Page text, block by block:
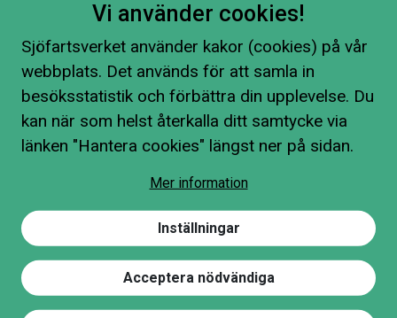
Vi använder cookies!
Sjöfartsverket använder kakor (cookies) på vår
webbplats. Det används för att samla in
besöksstatistik och förbättra din upplevelse. Du
kan när som helst återkalla ditt samtycke via
länken "Hantera cookies" längst ner på sidan.
Mer information
Inställningar
Acceptera nödvändiga